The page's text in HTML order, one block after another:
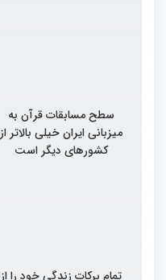
سطح مسابقات قرآن به
میزبانی ایران خیلی بالاتر از
کشورهای دیگر است
تمام برکات زندگی خود را از